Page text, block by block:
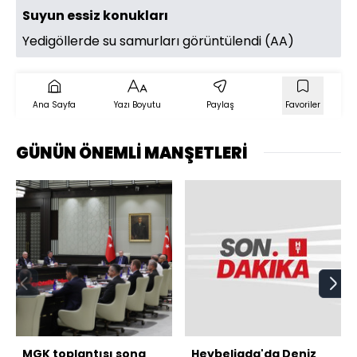
Suyun essiz konukları
Yedigöllerde su samurları görüntülendi (AA)
Ana Sayfa Yazı Boyutu Paylaş Favoriler
GÜNÜN ÖNEMLİ MANŞETLERİ
MGK toplantısı sona Heybeliada'da Deniz